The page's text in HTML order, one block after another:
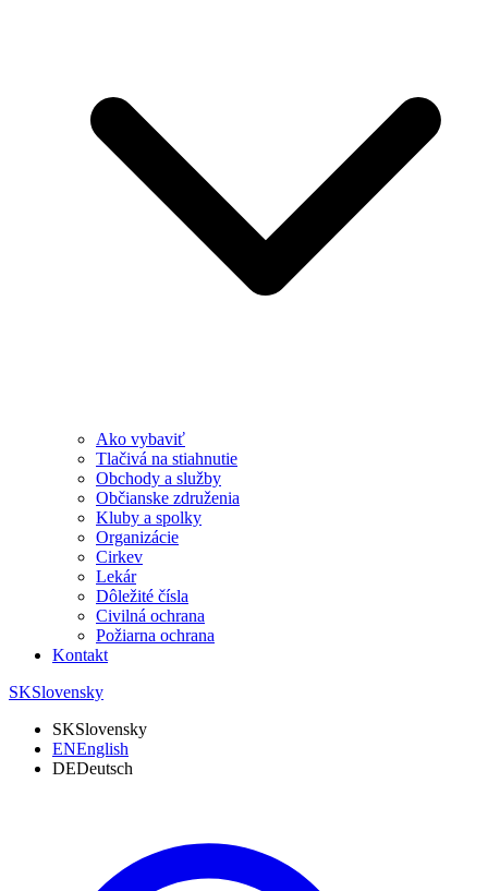
Ako vybaviť
Tlačivá na stiahnutie
Obchody a služby
Občianske združenia
Kluby a spolky
Organizácie
Cirkev
Lekár
Dôležité čísla
Civilná ochrana
Požiarna ochrana
Kontakt
SKSlovensky
SKSlovensky
ENEnglish
DEDeutsch